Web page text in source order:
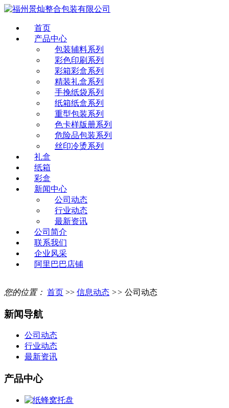
首页
产品中心
包装辅料系列
彩色印刷系列
彩箱彩盒系列
精装礼盒系列
手挽纸袋系列
纸箱纸盒系列
重型包装系列
色卡样版册系列
危险品包装系列
丝印冷烫系列
礼盒
纸箱
彩盒
新闻中心
公司动态
行业动态
最新资讯
公司简介
联系我们
企业风采
阿里巴巴店铺
您的位置： 首页 >> 信息动态 >> 公司动态
新闻导航
公司动态
行业动态
最新资讯
产品中心